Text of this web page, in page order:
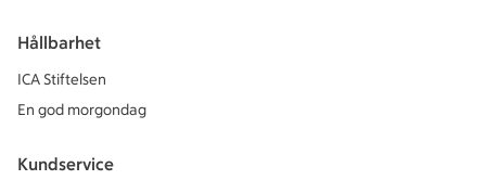
Hållbarhet
ICA Stiftelsen
En god morgondag
Kundservice